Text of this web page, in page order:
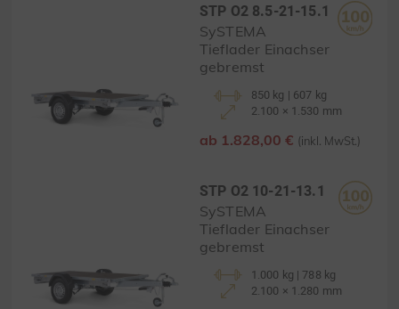
STP O2 8.5-21-15.1
SySTEMA
Tieflader Einachser
gebremst
850 kg | 607 kg
2.100 × 1.530 mm
ab 1.828,00 € (inkl. MwSt.)
STP O2 10-21-13.1
SySTEMA
Tieflader Einachser
gebremst
1.000 kg | 788 kg
2.100 × 1.280 mm